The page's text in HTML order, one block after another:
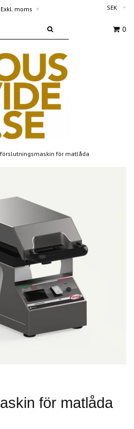
Exkl. moms ▾ SEK
0
förslutningsmaskin för matlåda
för matlåda